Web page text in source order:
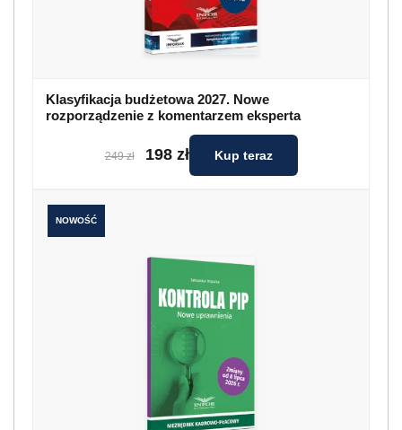
Klasyfikacja budżetowa 2027. Nowe
rozporządzenie z komentarzem eksperta
249 zł 198 zł Kup teraz
NOWOŚĆ